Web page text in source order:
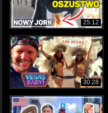
25:12
30:28